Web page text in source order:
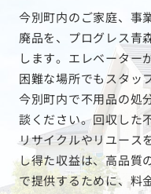
今別町内のご家庭、事
廃品を、プログレス青
します。エレベーター
困難な場所でもスタッ
今別町内で不用品の処
談ください。回収した
リサイクルやリユース
し得た収益は、高品質
で提供するために、料